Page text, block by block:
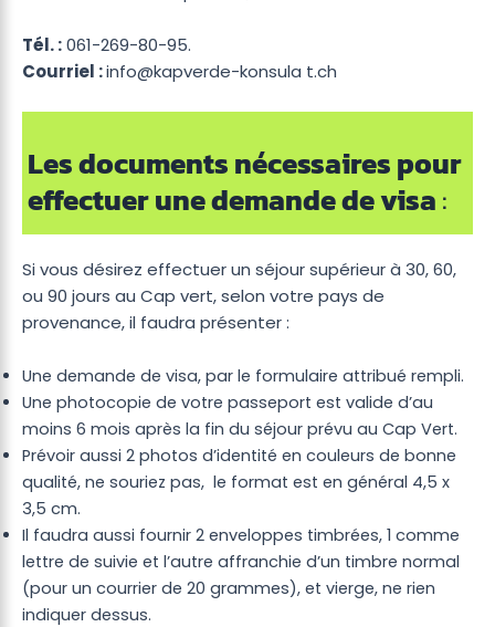
Tél. :061-269-80-95.
Courriel :info@kapverde-konsula t.ch
Les documents nécessaires pour
effectuer une demande de visa:
Si vous désirez effectuer un séjour supérieur à 30, 60,
ou 90 jours au Cap vert, selon votre pays de
provenance, il faudra présenter :
Une demande de visa, par le formulaire attribué rempli.
Une photocopie de votre passeport est valide d’au
moins 6 mois après la fin du séjour prévu au Cap Vert.
Prévoir aussi 2 photos d’identité en couleurs de bonne
qualité, ne souriez pas, le format est en général 4,5 x
3,5 cm.
Il faudra aussi fournir 2 enveloppes timbrées, 1 comme
lettre de suivie et l’autre affranchie d’un timbre normal
(pour un courrier de 20 grammes), et vierge, ne rien
indiquer dessus.